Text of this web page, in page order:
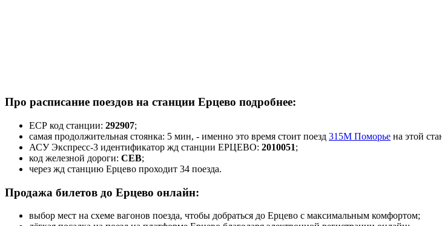
Про расписание поездов на станции Ерцево подробнее:
ЕСР код станции: 292907;
самая продолжительная стоянка: 5 мин, - именно это время стоит поезд 315М Поморье на этой
АСУ Экспресс-3 идентификатор жд станции ЕРЦЕВО: 2010051;
код железной дороги: СЕВ;
через жд станцию Ерцево проходит 34 поезда.
Продажа билетов до Ерцево онлайн:
выбор мест на схеме вагонов поезда, чтобы добраться до Ерцево с максимальным комфортом;